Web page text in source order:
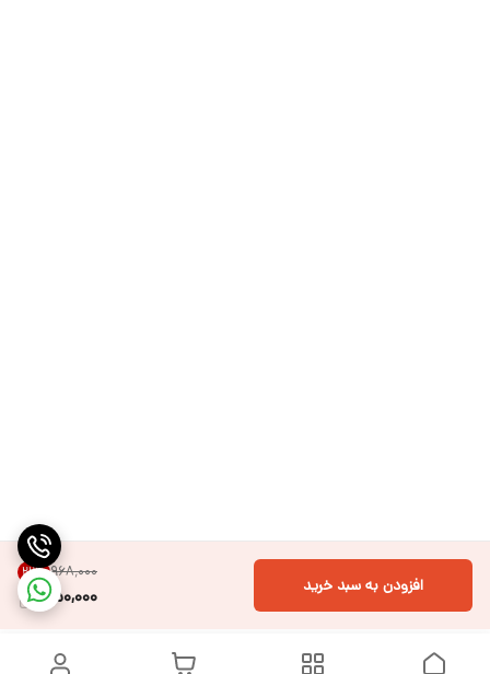
۹۶۸٬۰۰۰ 22%
750,000 افزودن به سبد خرید